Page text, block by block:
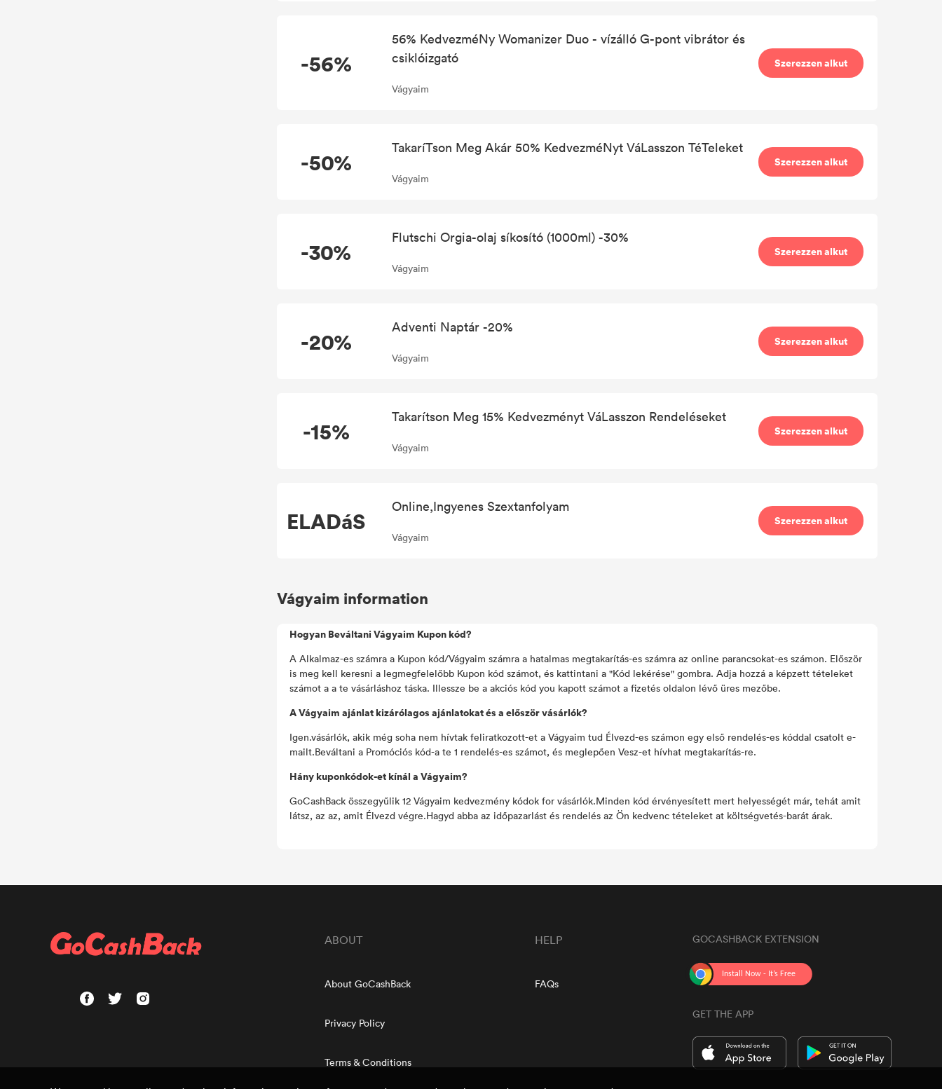
-56%
56% KedvezméNy Womanizer Duo - vízálló G-pont vibrátor és
csiklóizgató
Vágyaim
Szerezzen alkut
-50%
TakaríTson Meg Akár 50% KedvezméNyt VáLasszon TéTeleket
Vágyaim
Szerezzen alkut
-30%
Flutschi Orgia-olaj síkosító (1000ml) -30%
Vágyaim
Szerezzen alkut
-20%
Adventi Naptár -20%
Vágyaim
Szerezzen alkut
-15%
Takarítson Meg 15% Kedvezményt VáLasszon Rendeléseket
Vágyaim
Szerezzen alkut
ELADáS
Online,Ingyenes Szextanfolyam
Vágyaim
Szerezzen alkut
Vágyaim information
Hogyan Beváltani Vágyaim Kupon kód?
A Alkalmaz-es számra a Kupon kód/Vágyaim számra a hatalmas megtakarítás-es számra az online parancsokat-es számon. Először
is meg kell keresni a legmegfelelőbb Kupon kód számot, és kattintani a "Kód lekérése" gombra. Adja hozzá a képzett tételeket
számot a a te vásárláshoz táska. Illessze be a akciós kód you kapott számot a fizetés oldalon lévő üres mezőbe.
A Vágyaim ajánlat kizárólagos ajánlatokat és a először vásárlók?
Igen.vásárlók, akik még soha nem hívtak feliratkozott-et a Vágyaim tud Élvezd-es számon egy első rendelés-es kóddal csatolt e-
mailt.Beváltani a Promóciós kód-a te 1 rendelés-es számot, és meglepően Vesz-et hívhat megtakarítás-re.
Hány kuponkódok-et kínál a Vágyaim?
GoCashBack összegyűlik 12 Vágyaim kedvezmény kódok for vásárlók.Minden kód érvényesített mert helyességét már, tehát amit
látsz, az az, amit Élvezd végre.Hagyd abba az időpazarlást és rendelés az Ön kedvenc tételeket at költségvetés-barát árak.
ABOUT
About GoCashBack
Privacy Policy
Terms & Conditions
HELP
FAQs
GOCASHBACK EXTENSION
GET THE APP